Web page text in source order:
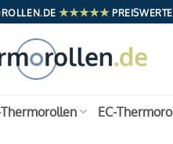
★★★★★
EC-